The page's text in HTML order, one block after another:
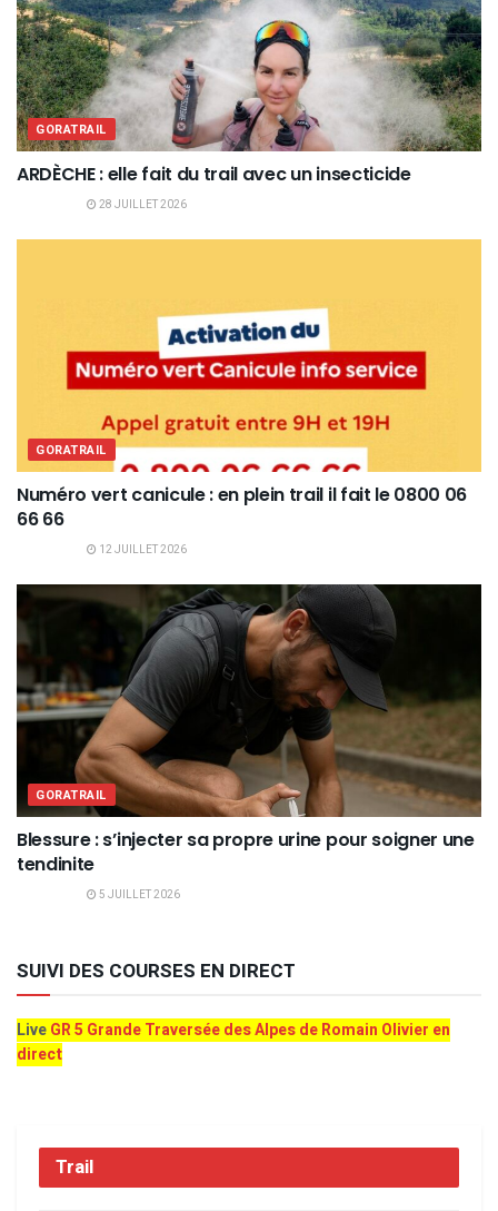
GORATRAIL
ARDÈCHE : elle fait du trail avec un insecticide
28 JUILLET 2026
GORATRAIL
Numéro vert canicule : en plein trail il fait le 0800 06
66 66
12 JUILLET 2026
GORATRAIL
Blessure : s’injecter sa propre urine pour soigner une
tendinite
5 JUILLET 2026
SUIVI DES COURSES EN DIRECT
LiveGR 5 Grande Traversée des Alpes de Romain Olivier en
direct
Trail